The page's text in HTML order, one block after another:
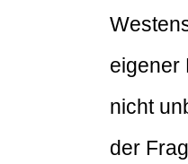
eigener
nicht
der